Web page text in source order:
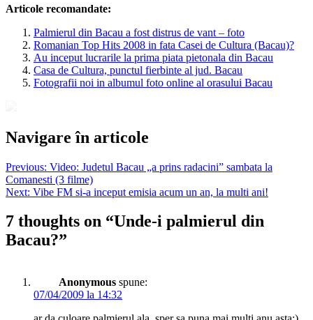
Articole recomandate:
Palmierul din Bacau a fost distrus de vant – foto
Romanian Top Hits 2008 in fata Casei de Cultura (Bacau)?
Au inceput lucrarile la prima piata pietonala din Bacau
Casa de Cultura, punctul fierbinte al jud. Bacau
Fotografii noi in albumul foto online al orasului Bacau
Navigare în articole
Previous: Video: Judetul Bacau „a prins radacini” sambata la
Comanesti (3 filme)
Next: Vibe FM si-a inceput emisia acum un an, la multi ani!
7 thoughts on “Unde-i palmierul din
Bacau?”
Anonymous spune:
07/04/2009 la 14:32